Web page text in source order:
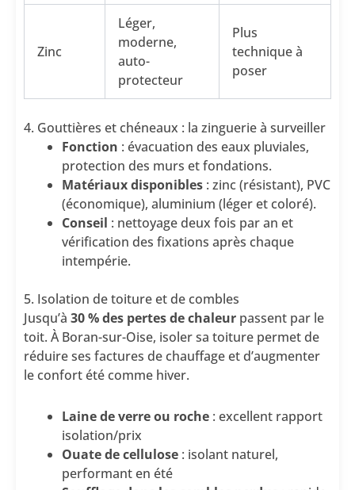
Zinc
Léger,
moderne,
auto-
protecteur
Plus
technique à
poser
4. Gouttières et chéneaux : la zinguerie à surveiller
Fonction : évacuation des eaux pluviales,
protection des murs et fondations.
Matériaux disponibles : zinc (résistant), PVC
(économique), aluminium (léger et coloré).
Conseil : nettoyage deux fois par an et
vérification des fixations après chaque
intempérie.
5. Isolation de toiture et de combles
Jusqu’à 30 % des pertes de chaleur passent par le
toit. À Boran-sur-Oise, isoler sa toiture permet de
réduire ses factures de chauffage et d’augmenter
le confort été comme hiver.
Laine de verre ou roche : excellent rapport
isolation/prix
Ouate de cellulose : isolant naturel,
performant en été